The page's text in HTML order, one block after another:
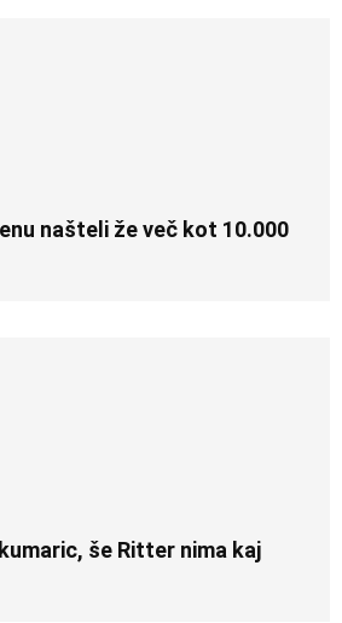
našteli že več kot 10.000
še Ritter nima kaj